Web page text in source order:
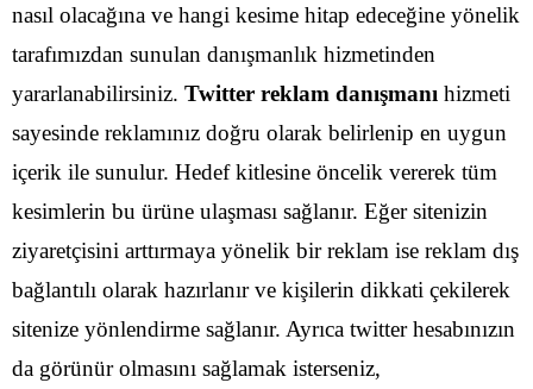
nasıl olacağına ve hangi kesime hitap edeceğine yönelik
tarafımızdan sunulan danışmanlık hizmetinden
yararlanabilirsiniz. Twitter reklam danışmanı hizmeti
sayesinde reklamınız doğru olarak belirlenip en uygun
içerik ile sunulur. Hedef kitlesine öncelik vererek tüm
kesimlerin bu ürüne ulaşması sağlanır. Eğer sitenizin
ziyaretçisini arttırmaya yönelik bir reklam ise reklam dış
bağlantılı olarak hazırlanır ve kişilerin dikkati çekilerek
sitenize yönlendirme sağlanır. Ayrıca twitter hesabınızın
da görünür olmasını sağlamak isterseniz,